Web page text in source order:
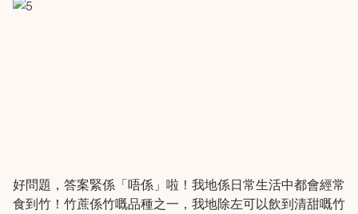
好問題，答案緊係「唔係」啦！我地係日常生活中都會經常
食到竹！竹蔗係竹嘅品種之一，我地除左可以飲到清甜嘅竹